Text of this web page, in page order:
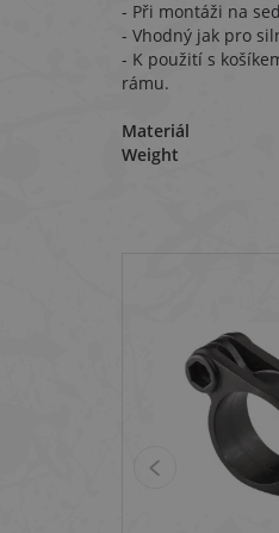
- Při montáži na
- Vhodný jak pro
- K použití s
rámu.
Materiál
Weight